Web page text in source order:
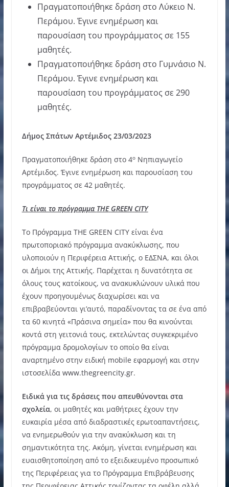
Πραγματοποιήθηκε δράση στο Λύκειο Ν.
Περάμου. Έγινε ενημέρωση και
παρουσίαση του προγράμματος σε 155
μαθητές.
Πραγματοποιήθηκε δράση στο Γυμνάσιο Ν.
Περάμου. Έγινε ενημέρωση και
παρουσίαση του προγράμματος σε 290
μαθητές.
Δήμος Σπάτων Αρτέμιδος 23/03/2023
Πραγματοποιήθηκε δράση στο 4οΝηπιαγωγείο
Αρτέμιδος. Έγινε ενημέρωση και παρουσίαση του
προγράμματος σε 42 μαθητές.
Τι είναι το πρόγραμμα THE GREEN CITY
Το Πρόγραμμα ΤΗΕ GREEN CITY είναι ένα
πρωτοποριακό πρόγραμμα ανακύκλωσης, που
υλοποιούν η Περιφέρεια Αττικής, ο ΕΔΣΝΑ, και όλοι
οι Δήμοι της Αττικής. Παρέχεται η δυνατότητα σε
όλους τους κατοίκους, να ανακυκλώνουν υλικά που
έχουν προηγουμένως διαχωρίσει και να
επιβραβεύονται γι’αυτό, παραδίνοντας τα σε ένα από
τα 60 κινητά «Πράσινα σημεία» που θα κινούνται
κοντά στη γειτονιά τους, εκτελώντας συγκεκριμένο
πρόγραμμα δρομολογίων το οποίο θα είναι
αναρτημένο στην ειδική mobile εφαρμογή και στην
ιστοσελίδα www.thegreencity.gr.
Ειδικά για τις δράσεις που απευθύνονται στα
σχολεία, οι μαθητές και μαθήτριες έχουν την
ευκαιρία μέσα από διαδραστικές ερωτοαπαντήσεις,
να ενημερωθούν για την ανακύκλωση και τη
σημαντικότητα της. Ακόμη, γίνεται ενημέρωση και
ευαισθητοποίηση από το εξειδικευμένο προσωπικό
της Περιφέρειας για το Πρόγραμμα Επιβράβευσης